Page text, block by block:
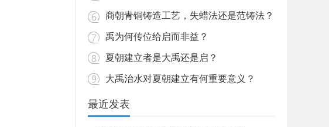
商朝青铜铸造工艺，失蜡法还是范铸法？
禹为何传位给启而非益？
夏朝建立者是大禹还是启？
大禹治水对夏朝建立有何重要意义？
最近发表